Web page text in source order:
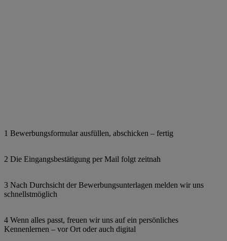
1 Bewerbungsformular ausfüllen, abschicken – fertig
2 Die Eingangsbestätigung per Mail folgt zeitnah
3 Nach Durchsicht der Bewerbungsunterlagen melden wir uns
schnellstmöglich
4 Wenn alles passt, freuen wir uns auf ein persönliches
Kennenlernen – vor Ort oder auch digital